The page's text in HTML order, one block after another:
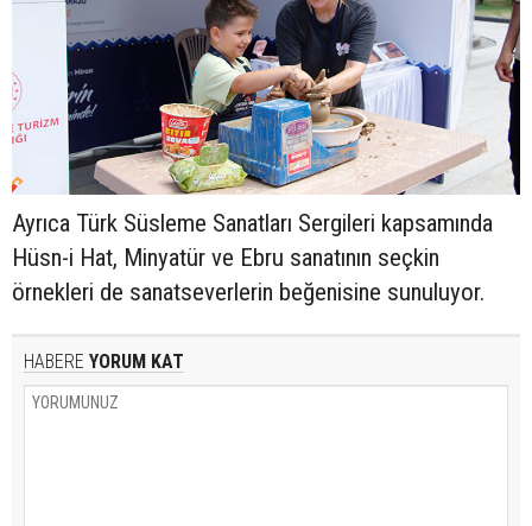
Ayrıca Türk Süsleme Sanatları Sergileri kapsamında
Hüsn-i Hat, Minyatür ve Ebru sanatının seçkin
örnekleri de sanatseverlerin beğenisine sunuluyor.
HABERE YORUM KAT